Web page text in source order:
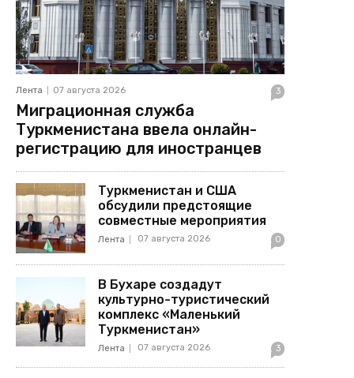
Лента 07 августа 2026 3
Миграционная служба
Туркменистана ввела онлайн-
регистрацию для иностранцев
Туркменистан и США
обсудили предстоящие
совместные мероприятия
Лента 07 августа 2026 0
В Бухаре создадут
культурно-туристический
комплекс «Маленький
Туркменистан»
Лента 07 августа 2026 3